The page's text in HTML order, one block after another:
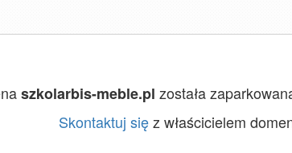
szkolarbis-meble.pl została
Skontaktuj sięz właścicielem